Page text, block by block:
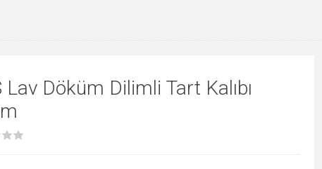
Lav Döküm Dilimli Tart Kalıbı